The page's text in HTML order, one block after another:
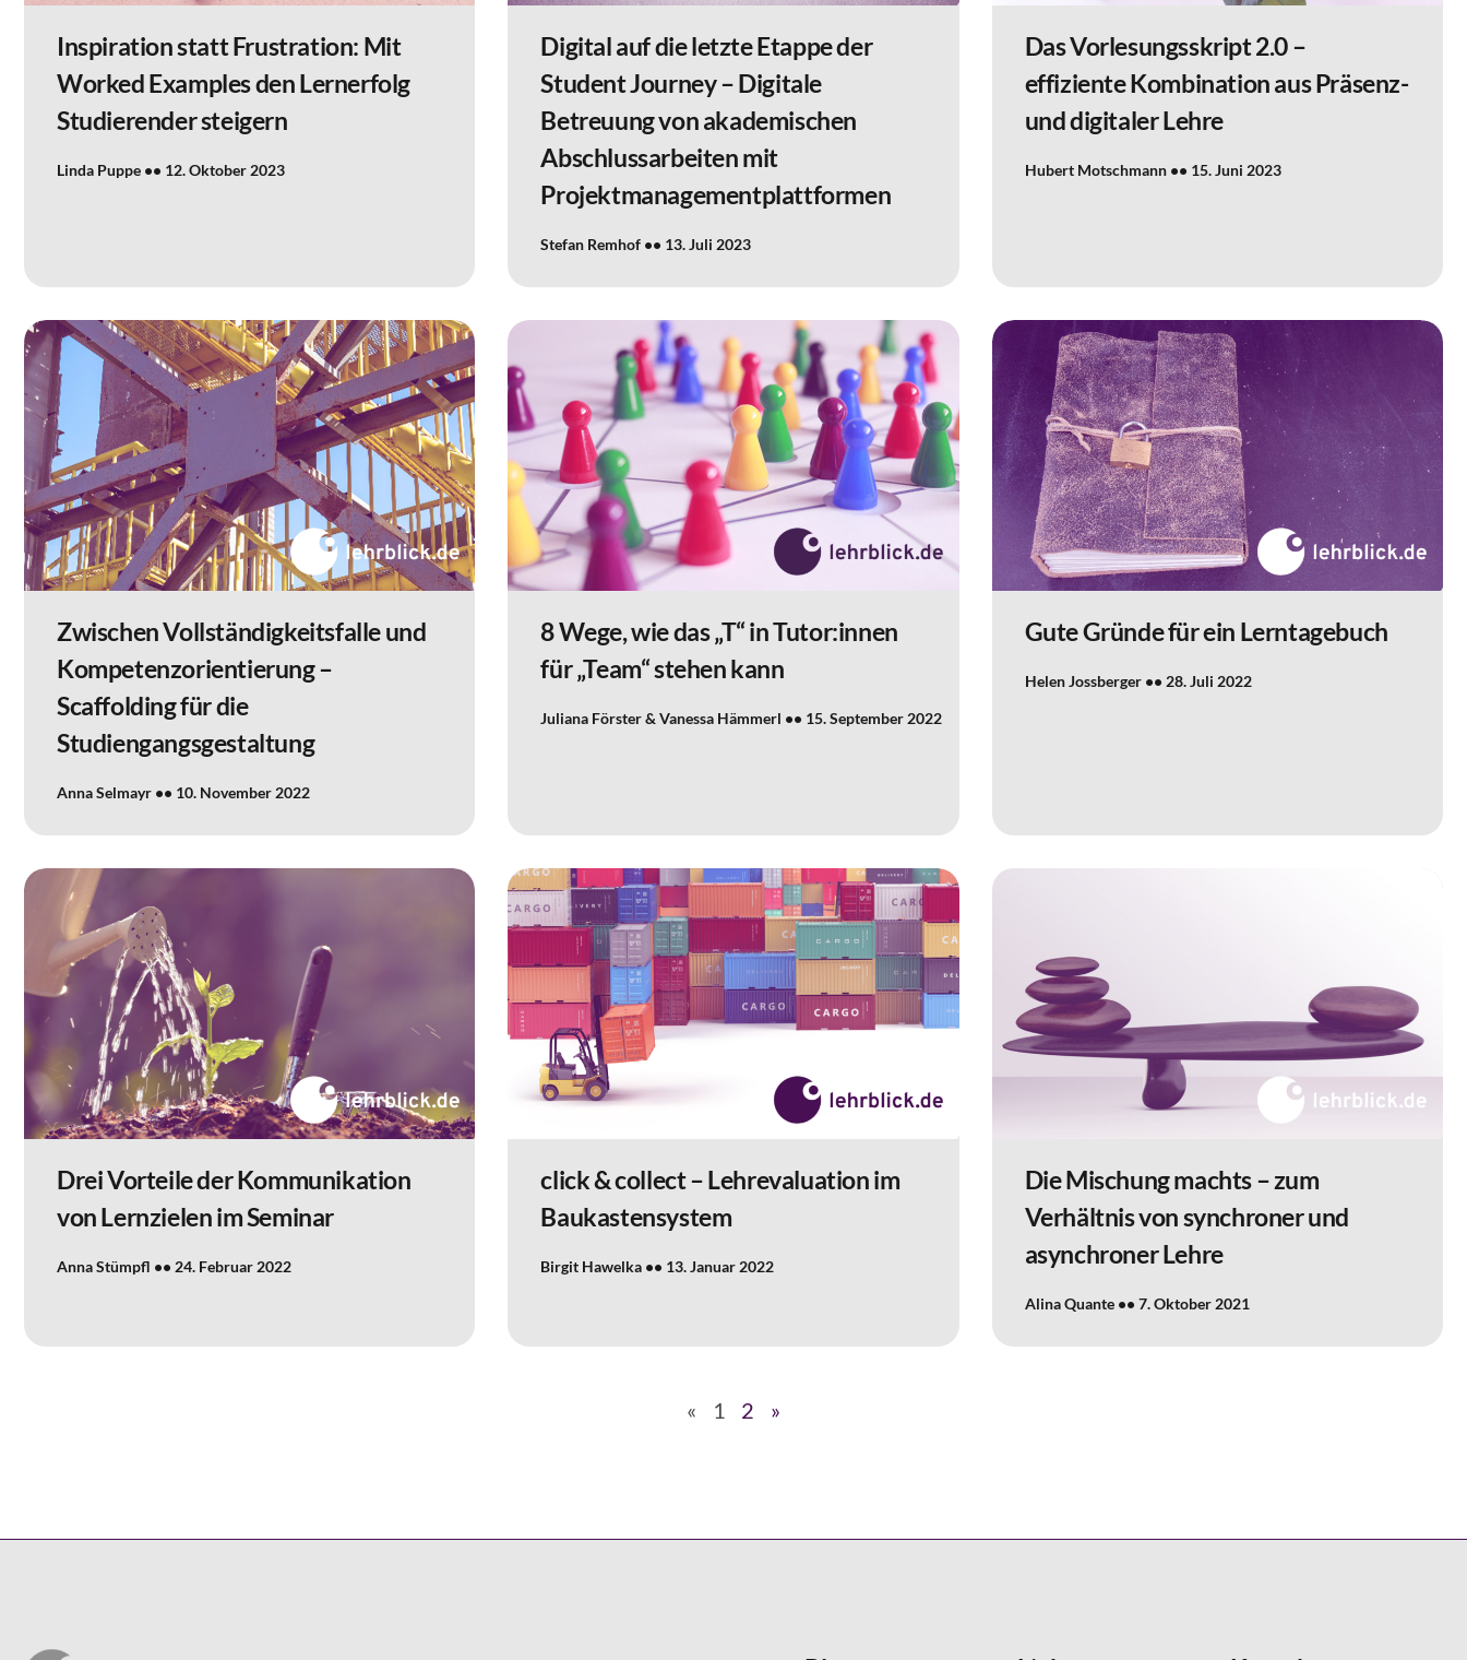
Inspiration statt Frustration: Mit
Worked Examples den Lernerfolg
Studierender steigern
Linda Puppe 12. Oktober 2023
Digital auf die letzte Etappe der
Student Journey – Digitale
Betreuung von akademischen
Abschlussarbeiten mit
Projektmanagementplattformen
Stefan Remhof 13. Juli 2023
Das Vorlesungsskript 2.0 –
effiziente Kombination aus Präsenz-
und digitaler Lehre
Hubert Motschmann 15. Juni 2023
Zwischen Vollständigkeitsfalle und
Kompetenzorientierung –
Scaffolding für die
Studiengangsgestaltung
Anna Selmayr 10. November 2022
8 Wege, wie das „T“ in Tutor:innen
für „Team“ stehen kann
Juliana Förster & Vanessa Hämmerl 15. September 2022
Gute Gründe für ein Lerntagebuch
Helen Jossberger 28. Juli 2022
Drei Vorteile der Kommunikation
von Lernzielen im Seminar
Anna Stümpfl 24. Februar 2022
click & collect – Lehrevaluation im
Baukastensystem
Birgit Hawelka 13. Januar 2022
Die Mischung machts – zum
Verhältnis von synchroner und
asynchroner Lehre
Alina Quante 7. Oktober 2021
« 1 2 »